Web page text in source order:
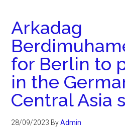
Arkadag
for Berlin to
in the
Central Asia
28/09/2023 ByAdmin